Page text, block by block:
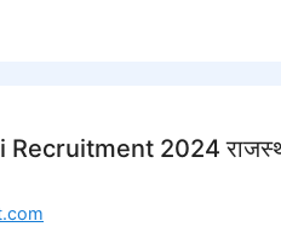
2024 राजस्थान